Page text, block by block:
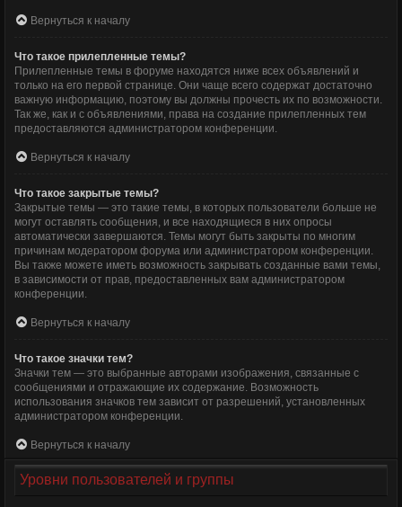
Вернуться к началу
Что такое прилепленные темы?
Прилепленные темы в форуме находятся ниже всех объявлений и
только на его первой странице. Они чаще всего содержат достаточно
важную информацию, поэтому вы должны прочесть их по возможности.
Так же, как и с объявлениями, права на создание прилепленных тем
предоставляются администратором конференции.
Вернуться к началу
Что такое закрытые темы?
Закрытые темы — это такие темы, в которых пользователи больше не
могут оставлять сообщения, и все находящиеся в них опросы
автоматически завершаются. Темы могут быть закрыты по многим
причинам модератором форума или администратором конференции.
Вы также можете иметь возможность закрывать созданные вами темы,
в зависимости от прав, предоставленных вам администратором
конференции.
Вернуться к началу
Что такое значки тем?
Значки тем — это выбранные авторами изображения, связанные с
сообщениями и отражающие их содержание. Возможность
использования значков тем зависит от разрешений, установленных
администратором конференции.
Вернуться к началу
Уровни пользователей и группы